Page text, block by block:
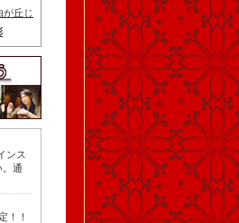
が丘じ
ンス
。通
！！